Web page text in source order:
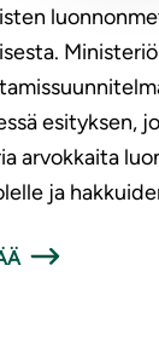
esityksen,
arvokkaita
ja